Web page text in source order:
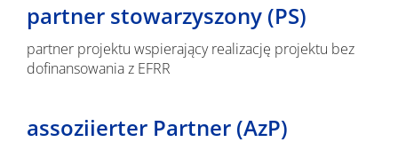
partner stowarzyszony (PS)
partner projektu wspierający realizację projektu bez
dofinansowania z EFRR
assoziierter Partner (AzP)